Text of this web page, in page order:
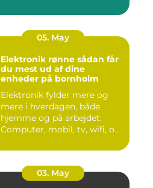
05. May
Elektronik rønne sådan får
du mest ud af dine
enheder på bornholm
Elektronik fylder mere og
mere i hverdagen, både
hjemme og på arbejdet.
Computer, mobil, tv, wifi, o...
03. May